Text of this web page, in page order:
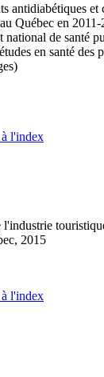
antidiabétiques et
Québec en
de santé
en santé des
l'index
l'industrie
2015
l'index